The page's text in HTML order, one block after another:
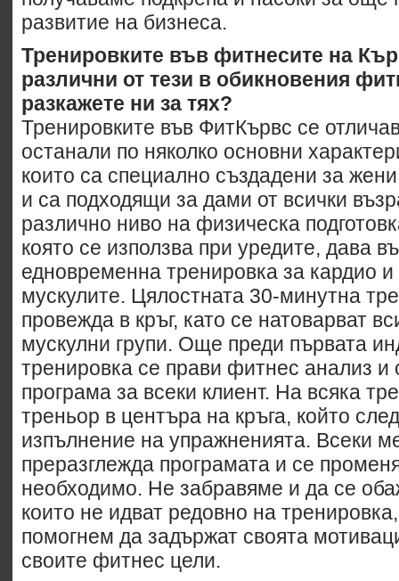
развитие на бизнеса.
Тренировките във фитнесите на
различни от тези в обикновения
разкажете ни за тях?
Тренировките във ФитКървс се
остaнали по няколко основни
които са специално създадени за
и са подходящи за дами от всички
различно ниво на физическа
която се използва при уредите, дава
едновременна тренировка за кардио
мускулите. Цялостната 30-минутна
провежда в кръг, като се натоварват
мускулни групи. Още преди първата
тренировка се прави фитнес анализ и
програма за всеки клиент. На всяка
треньор в центъра на кръга, който
изпълнение на упражненията. Всеки
преразглежда програмата и се
необходимо. Не забравяме и да се
които не идват редовно на
помогнем да задържат своята
своите фитнес цели.